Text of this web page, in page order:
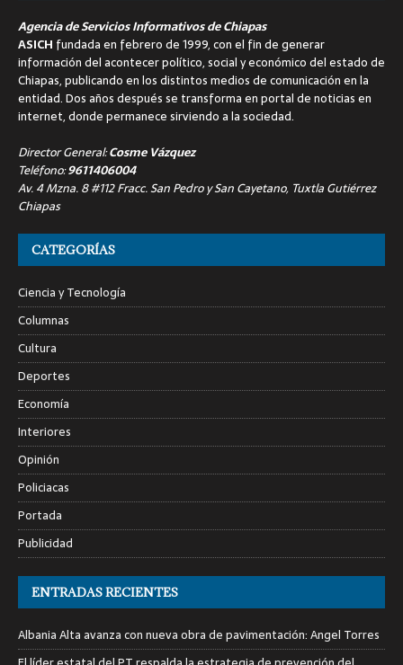
Agencia de Servicios Informativos de Chiapas
ASICH fundada en febrero de 1999, con el fin de generar
información del acontecer político, social y económico del estado de
Chiapas, publicando en los distintos medios de comunicación en la
entidad. Dos años después se transforma en portal de noticias en
internet, donde permanece sirviendo a la sociedad.
Director General:Cosme Vázquez
Teléfono:9611406004
Av. 4 Mzna. 8 #112 Fracc. San Pedro y San Cayetano, Tuxtla Gutiérrez
Chiapas
CATEGORÍAS
Ciencia y Tecnología
Columnas
Cultura
Deportes
Economía
Interiores
Opinión
Policiacas
Portada
Publicidad
ENTRADAS RECIENTES
Albania Alta avanza con nueva obra de pavimentación: Angel Torres